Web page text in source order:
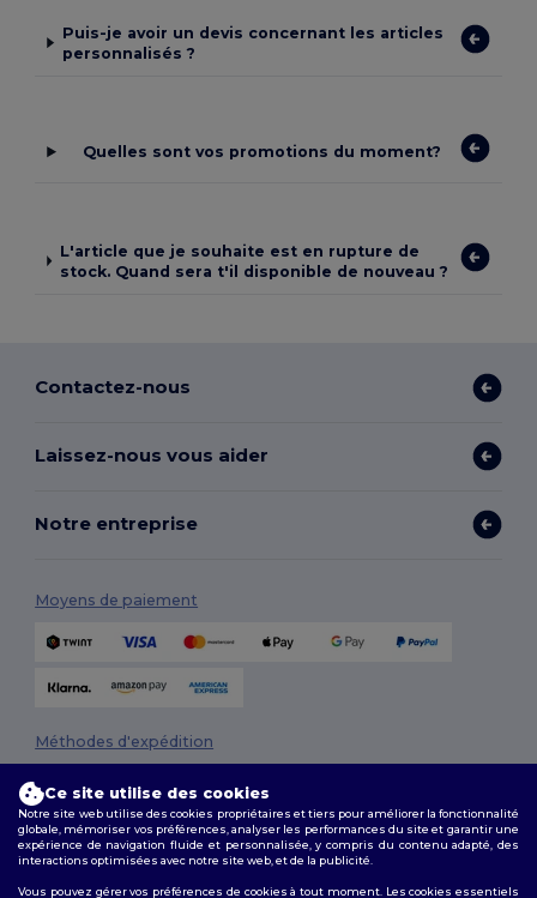
Puis-je avoir un devis concernant les articles
personnalisés ?
Quelles sont vos promotions du moment?
L'article que je souhaite est en rupture de
stock. Quand sera t'il disponible de nouveau ?
Contactez-nous
Laissez-nous vous aider
Notre entreprise
Moyens de paiement
Méthodes d'expédition
Ce site utilise des cookies
Notre site web utilise des cookies propriétaires et tiers pour améliorer la fonctionnalité
globale, mémoriser vos préférences, analyser les performances du site et garantir une
expérience de navigation fluide et personnalisée, y compris du contenu adapté, des
interactions optimisées avec notre site web, et de la publicité.
Vous pouvez gérer vos préférences de cookies à tout moment. Les cookies essentiels